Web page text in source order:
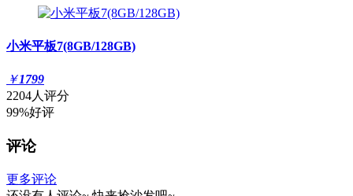
小米平板7(8GB/128GB)
￥1799
2204人评分
99%好评
评论
更多评论